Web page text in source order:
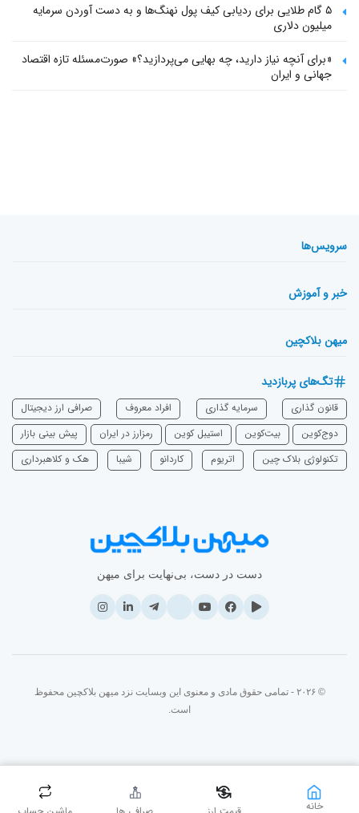
۵ گام طلایی برای ردیابی کیف پول‌ نهنگ‌ها و به دست آوردن سرمایه
میلیون دلاری
«برای آنچه نیاز دارید، چه بهایی می‌پردازید؟» صورت‌مسئله تازه اقتصاد
جهانی و ایران
خانه
سرویس‌ها
خبر و آموزش
میهن بلاکچین
تگ‌های پربازدید
قانون گذاری سرمایه‌ گذاری افراد معروف
صرافی ارز دیجیتال
دوج‌کوین
بیت‌کوین استیبل کوین رمزارز در ایران
پیش بینی بازار
تکنولوژی بلاک چین
اتریوم ‌کاردانو شیبا هک و کلاهبرداری
دست در دست، بی‌نهایت برای میهن
© ۲۰۲۶ - تمامی حقوق مادی و معنوی این وبسایت نزد میهن بلاکچین محفوظ
است.